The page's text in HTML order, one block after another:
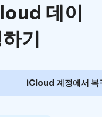
데이
기
iCloud 계정에서 복